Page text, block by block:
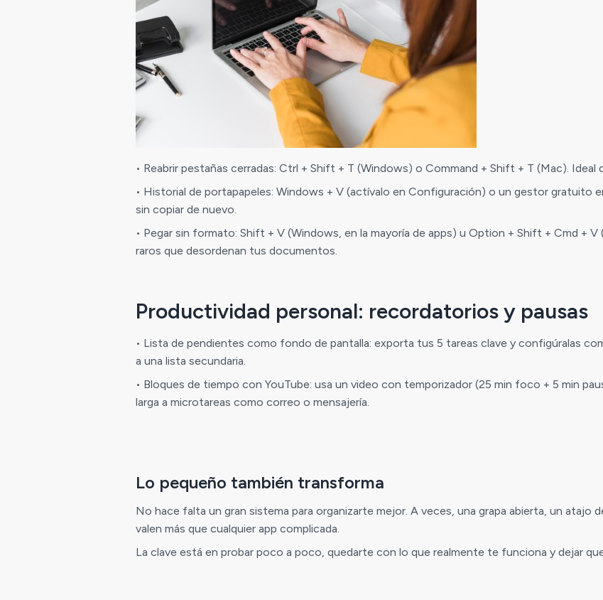
• Reabrir pestañas cerradas: Ctrl + Shift + T (Windows) o Command + Shift + T (Mac).
• Historial de portapapeles: Windows + V (actívalo en Configuración) o un gestor gratuito
sin copiar de nuevo.
• Pegar sin formato: Shift + V (Windows, en la mayoría de apps) u Option + Shift + Cmd +
raros que desordenan tus documentos.
Productividad personal: recordatorios y pausas
• Lista de pendientes como fondo de pantalla: exporta tus 5 tareas clave y configúralas
a una lista secundaria.
• Bloques de tiempo con YouTube: usa un video con temporizador (25 min foco + 5 min
larga a microtareas como correo o mensajería.
Lo pequeño también transforma
No hace falta un gran sistema para organizarte mejor. A veces, una grapa abierta, un atajo
valen más que cualquier app complicada.
La clave está en probar poco a poco, quedarte con lo que realmente te funciona y dejar